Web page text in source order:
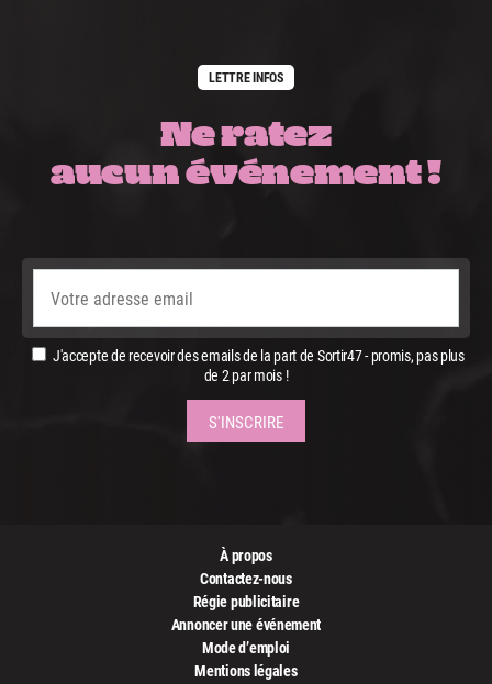
LETTRE INFOS
Ne ratez
aucun événement !
J'accepte de recevoir des emails de la part de Sortir47 - promis, pas plus
de 2 par mois !
À propos
Contactez-nous
Régie publicitaire
Annoncer une événement
Mode d’emploi
Mentions légales